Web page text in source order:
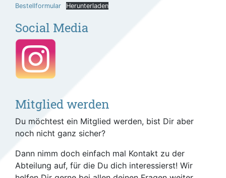
Bestellformular Herunterladen
Social Media
Mitglied werden
Du möchtest ein Mitglied werden, bist Dir aber
noch nicht ganz sicher?
Dann nimm doch einfach mal Kontakt zu der
Abteilung auf, für die Du dich interessierst! Wir